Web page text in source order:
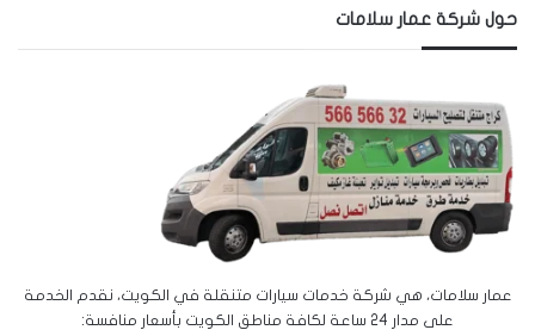
حول شركة عمار سلامات
عمار سلامات، هي شركة خدمات سيارات متنقلة في الكويت، نقدم الخدمة
على مدار 24 ساعة لكافة مناطق الكويت بأسعار منافسة: